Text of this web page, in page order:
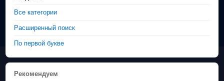
Все категории
Расширенный поиск
По первой букве
Рекомендуем